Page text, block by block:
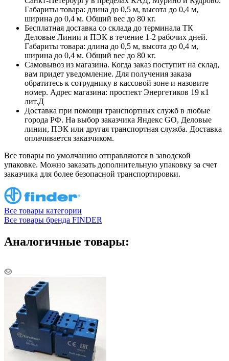
Габариты товара: длина до 0,5 м, высота до 0,4 м,
ширина до 0,4 м. Общий вес до 80 кг.
Бесплатная доставка со склада до терминала ТК
Деловые Линии и ПЭК в течение 1-2 рабочих дней.
Габариты товара: длина до 0,5 м, высота до 0,4 м,
ширина до 0,4 м. Общий вес до 80 кг.
Самовывоз из магазина. Когда заказ поступит на склад,
вам придет уведомление. Для получения заказа
обратитесь к сотруднику в кассовой зоне и назовите
номер. Адрес магазина: проспект Энергетиков 19 к1
лит.Д
Доставка при помощи транспортных служб в любые
города РФ. На выбор заказчика Яндекс GO, Деловые
линии, ПЭК или другая транспортная служба. Доставка
оплачивается заказчиком.
Все товары по умолчанию отправляются в заводской
упаковке. Можно заказать дополнительную упаковку за счет
заказчика для более безопасной транспортировки.
Все товары категории
Все товары бренда FINDER
Аналогичные товары: